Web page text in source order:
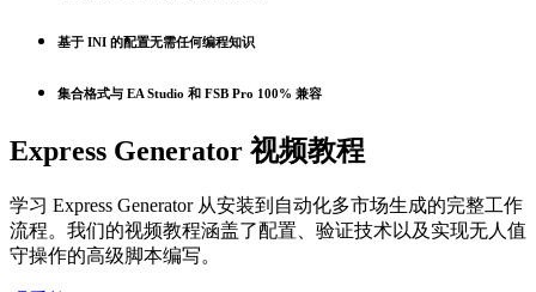
基于 INI 的配置无需任何编程知识
集合格式与 EA Studio 和 FSB Pro 100% 兼容
Express Generator 视频教程
学习 Express Generator 从安装到自动化多市场生成的完整工作
流程。我们的视频教程涵盖了配置、验证技术以及实现无人值
守操作的高级脚本编写。